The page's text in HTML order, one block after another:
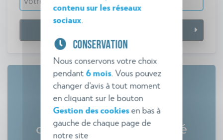
Tout savoir sur les
commissions de sécurité
contenu sur les réseaux
sociaux
CONSERVATION
Nous conservons votre choix
pendant6 mois. Vous pouvez
changer d'avis à tout moment
en cliquant sur le bouton
Gestion des cookiesen bas à
gauche de chaque page de
notre site